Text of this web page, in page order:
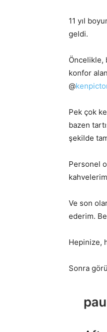
11 yıl
geldi.
Öncelikle,
konfor
@
Pek çok
bazen
şekilde
Personel
Ve son
ederim.
Hepinize,
Sonra